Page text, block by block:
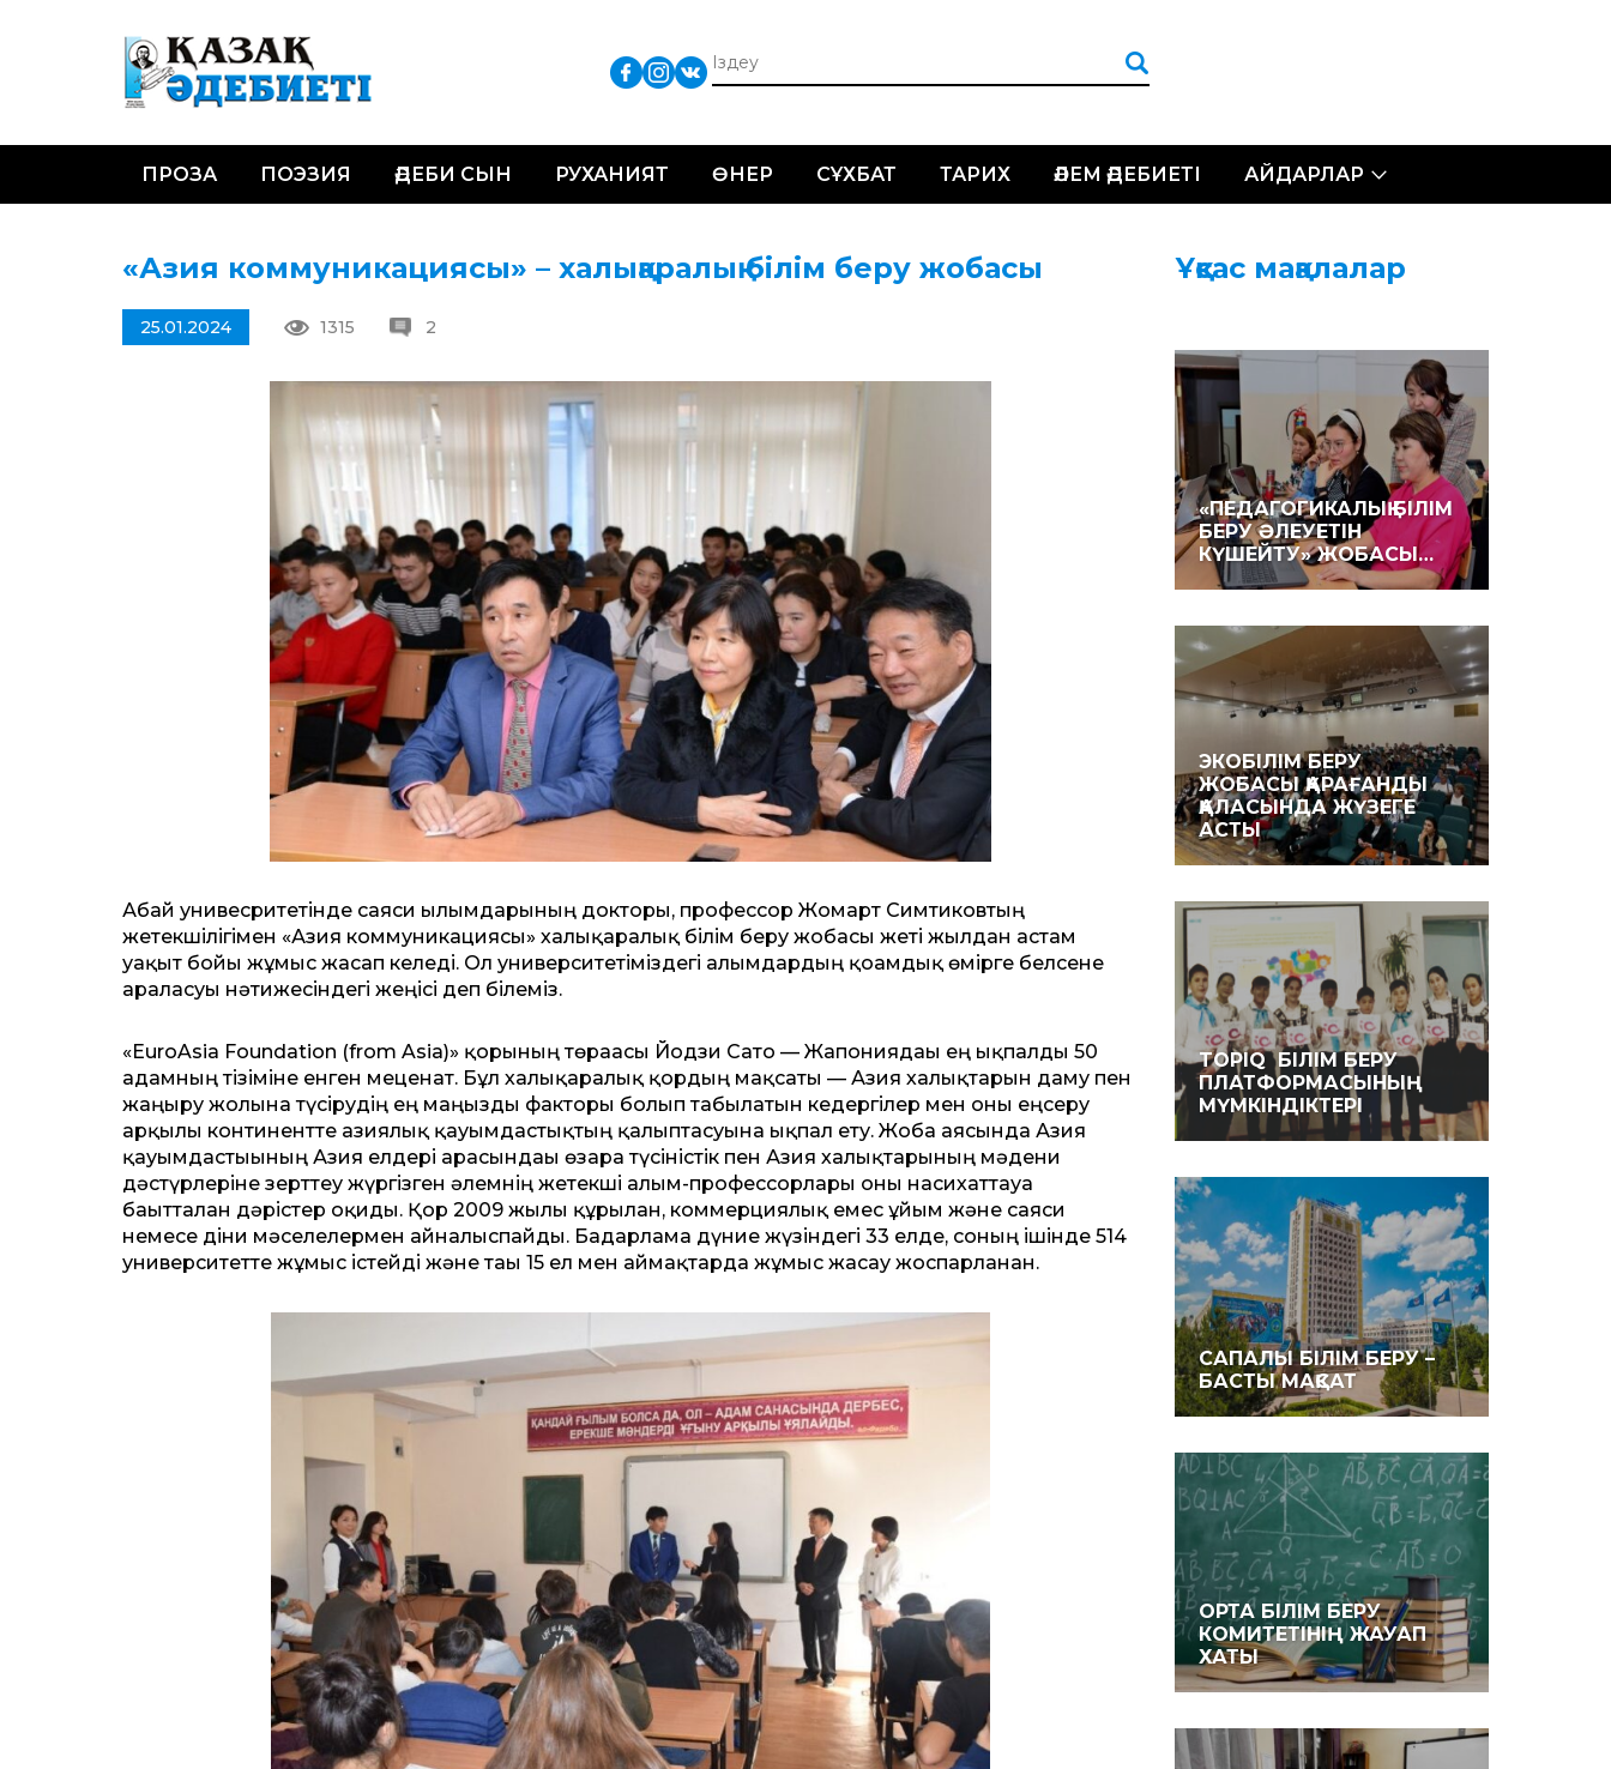
ПРОЗА ПОЭЗИЯ ӘДЕБИ СЫН РУХАНИЯТ ӨНЕР СҰХБАТ ТАРИХ ӘЛЕМ ӘДЕБИЕТІ АЙДАРЛАР
«Азия коммуникациясы» – халықаралық білім беру жобасы
25.01.2024 1315 2
Абай унивесритетінде саяси ғылымдарының докторы, профессор Жомарт Симтиковтың
жетекшілігімен «Азия коммуникациясы» халықаралық білім беру жобасы жеті жылдан астам
уақыт бойы жұмыс жасап келеді. Ол университетіміздегі ғалымдардың қоғамдық өмірге белсене
араласуы нәтижесіндегі жеңісі деп білеміз.
«EuroAsia Foundation (from Asia)» қорының төрағасы Йодзи Сато — Жапониядағы ең ықпалды 50
адамның тізіміне енген меценат. Бұл халықаралық қордың мақсаты — Азия халықтарын даму пен
жаңғыру жолына түсірудің ең маңызды факторы болып табылатын кедергілер мен оны еңсеру
арқылы континентте азиялық қауымдастықтың қалыптасуына ықпал ету. Жоба аясында Азия
қауымдастығының Азия елдері арасындағы өзара түсіністік пен Азия халықтарының мәдени
дәстүрлеріне зерттеу жүргізген әлемнің жетекші ғалым-профессорлары оны насихаттауға
бағытталған дәрістер оқиды. Қор 2009 жылы құрылған, коммерциялық емес ұйым және саяси
немесе діни мәселелермен айналыспайды. Бағдарлама дүние жүзіндегі 33 елде, соның ішінде 514
университетте жұмыс істейді және тағы 15 ел мен аймақтарда жұмыс жасау жоспарланған.
Ұқсас мақалалар
«ПЕДАГОГИКАЛЫҚ БІЛІМ
БЕРУ ӘЛЕУЕТІН
КҮШЕЙТУ» ЖОБАСЫ…
ЭКОБІЛІМ БЕРУ
ЖОБАСЫ ҚАРАҒАНДЫ
ҚАЛАСЫНДА ЖҮЗЕГЕ
АСТЫ
TOPIQ БІЛІМ БЕРУ
ПЛАТФОРМАСЫНЫҢ
МҮМКІНДІКТЕРІ
САПАЛЫ БІЛІМ БЕРУ –
БАСТЫ МАҚСАТ
ОРТА БІЛІМ БЕРУ
КОМИТЕТІНІҢ ЖАУАП
ХАТЫ